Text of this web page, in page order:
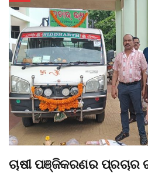
ଚାଷୀ ପଞ୍ଜିକରଣର